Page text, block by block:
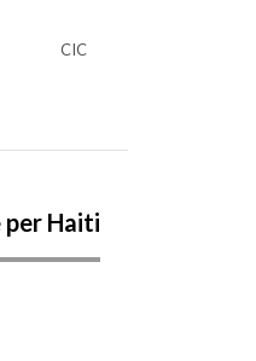
CIC
per Haiti